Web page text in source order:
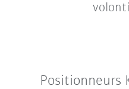
Positionneurs